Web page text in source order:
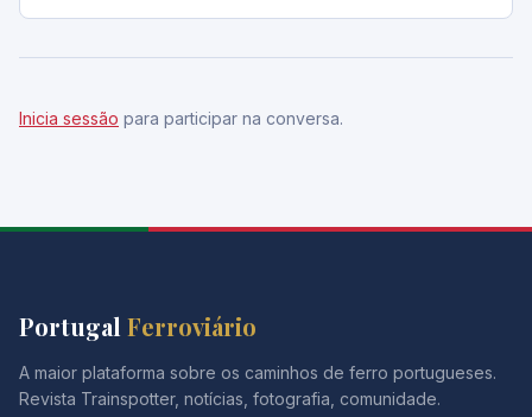
Inicia sessão para participar na conversa.
Portugal Ferroviário
A maior plataforma sobre os caminhos de ferro portugueses.
Revista Trainspotter, notícias, fotografia, comunidade.